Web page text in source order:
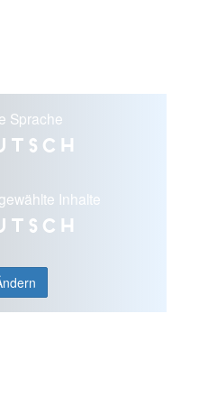
Sprache
Inhalte